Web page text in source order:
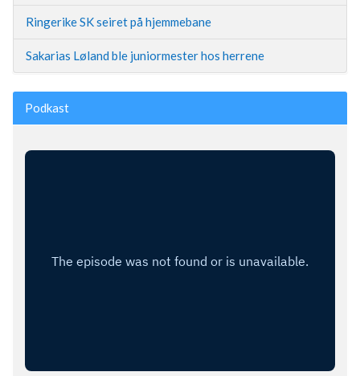
Ringerike SK seiret på hjemmebane
Sakarias Løland ble juniormester hos herrene
Podkast